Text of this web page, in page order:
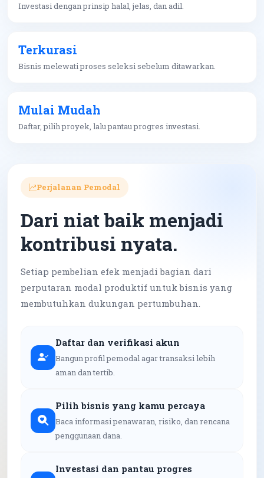
Investasi dengan prinsip halal, jelas, dan adil.
Terkurasi
Bisnis melewati proses seleksi sebelum ditawarkan.
Mulai Mudah
Daftar, pilih proyek, lalu pantau progres investasi.
Perjalanan Pemodal
Dari niat baik menjadi
kontribusi nyata.
Setiap pembelian efek menjadi bagian dari
perputaran modal produktif untuk bisnis yang
membutuhkan dukungan pertumbuhan.
Daftar dan verifikasi akun
Bangun profil pemodal agar transaksi lebih
aman dan tertib.
Pilih bisnis yang kamu percaya
Baca informasi penawaran, risiko, dan rencana
penggunaan dana.
Investasi dan pantau progres